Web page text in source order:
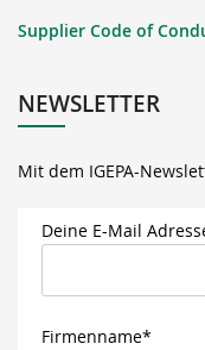
Supplier Code of
NEWSLETTER
Mit dem IGEPA-
Deine E-Mail
Firmenname*